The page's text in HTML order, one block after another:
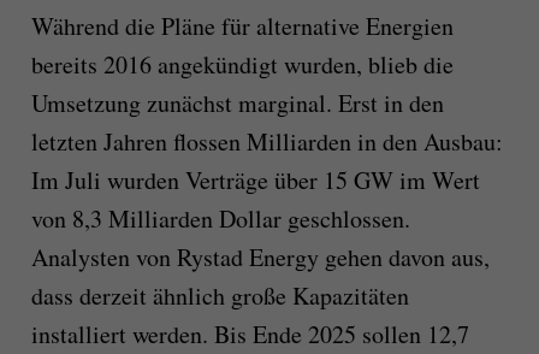
Während die Pläne für alternative Energien
bereits 2016 angekündigt wurden, blieb die
Umsetzung zunächst marginal. Erst in den
letzten Jahren flossen Milliarden in den Ausbau:
Im Juli wurden Verträge über 15 GW im Wert
von 8,3 Milliarden Dollar geschlossen.
Analysten von Rystad Energy gehen davon aus,
dass derzeit ähnlich große Kapazitäten
installiert werden. Bis Ende 2025 sollen 12,7